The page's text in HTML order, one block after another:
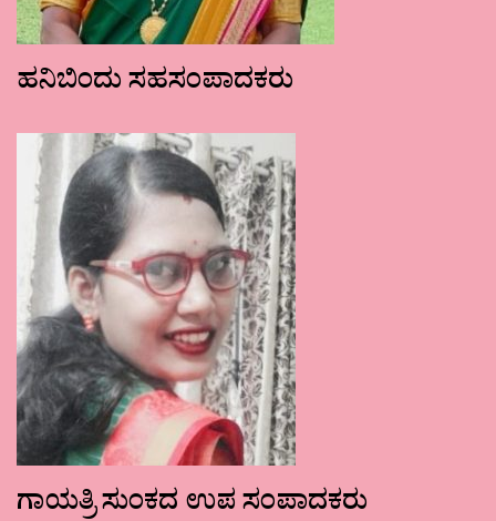
ಹನಿಬಿಂದು ಸಹಸಂಪಾದಕರು
ಗಾಯತ್ರಿ ಸುಂಕದ ಉಪ ಸಂಪಾದಕರು